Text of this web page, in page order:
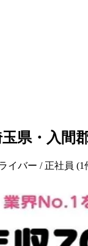
県・入間
イバー / 正社員 (1